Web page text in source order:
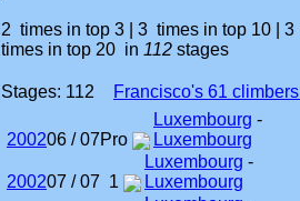
2 times in top 3 | 3 times in top 10 |
times in top 20 in 112 stages
Stages: 112 Francisco's 61
200206 / 07Pro
Luxembourg -
Luxembourg
200207 / 07 1
Luxembourg -
Luxembourg